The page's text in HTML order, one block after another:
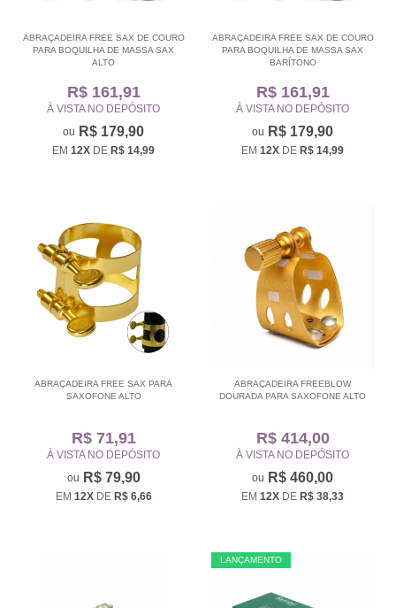
ABRAÇADEIRA FREE SAX DE COURO
PARA BOQUILHA DE MASSA SAX
ALTO
R$ 161,91
À VISTA NO DEPÓSITO
R$ 179,90
EM 12X DE R$ 14,99
ABRAÇADEIRA FREE SAX DE COURO
PARA BOQUILHA DE MASSA SAX
BARÍTONO
R$ 161,91
À VISTA NO DEPÓSITO
R$ 179,90
EM 12X DE R$ 14,99
ABRAÇADEIRA FREE SAX PARA
SAXOFONE ALTO
R$ 71,91
À VISTA NO DEPÓSITO
R$ 79,90
EM 12XDE R$ 6,66
ABRAÇADEIRA FREEBLOW
DOURADA PARA SAXOFONE ALTO
R$ 414,00
À VISTA NO DEPÓSITO
R$ 460,00
EM 12X DE R$ 38,33
LANÇAMENTO